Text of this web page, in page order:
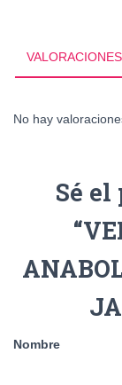
No hay
Sé
Nombre